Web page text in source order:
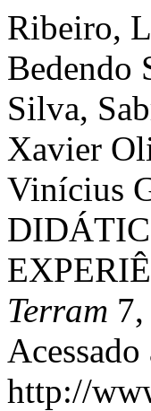
Ribeiro,
Bedendo
Silva,
Xavier
Vinícius
Terram
http://